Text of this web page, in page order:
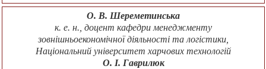
О. В. Шереметинська
к. е. н., доцент кафедри менеджменту
зовнішньоекономічної діяльності та логістики,
Національний університет харчових технологій
О. І. Гаврилюк